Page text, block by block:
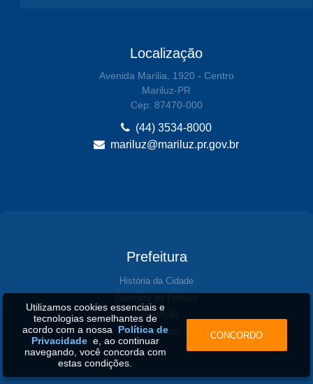
Localização
Avenida Marilia, 1920 - Centro
Mariluz-PR
Cep: 87470-000
(44) 3534-8000
mariluz@mariluz.pr.gov.br
Prefeitura
História da Cidade
Legislação
Secretarias
Utilizamos cookies essenciais e
tecnologias semelhantes de
acordo com a nossa Política de
Privacidadee, ao continuar
navegando, você concorda com
estas condições.
CONCORDO